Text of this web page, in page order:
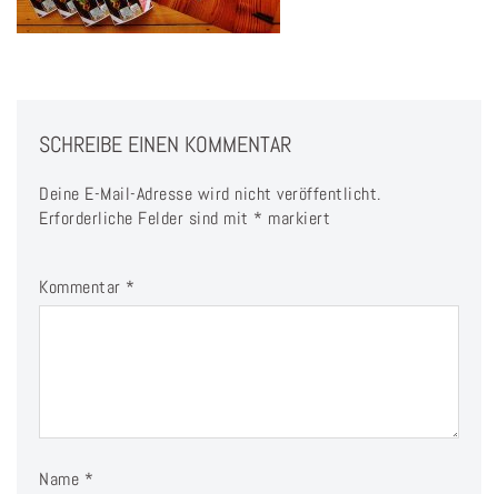
SCHREIBE EINEN KOMMENTAR
Deine E-Mail-Adresse wird nicht veröffentlicht.
Erforderliche Felder sind mit * markiert
Kommentar *
Name *